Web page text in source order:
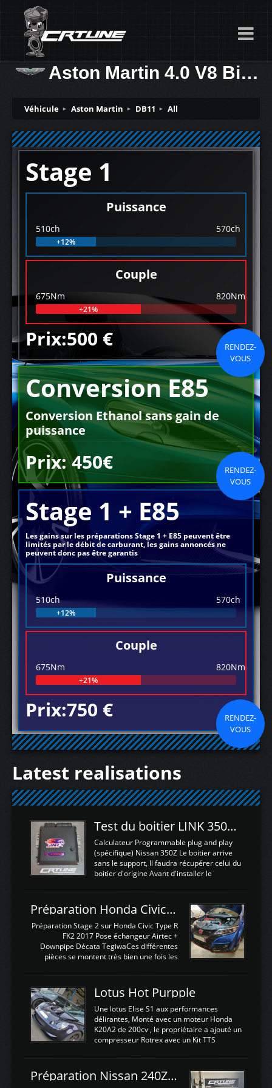
Aston Martin 4.0 V8 BiTurbo 510ch
Véhicule Aston Martin DB11 All
Stage 1
Puissance
510ch 570ch
+12%
Couple
675Nm 820Nm
+21%
Prix:500 €
RENDEZ-
VOUS
Conversion E85
Conversion Ethanol sans gain de
puissance
Prix: 450€
RENDEZ-
VOUS
Stage 1 + E85
Les gains sur les préparations Stage 1 + E85 peuvent être
limités par le débit de carburant, les gains annoncés ne
peuvent donc pas être garantis
Puissance
510ch 570ch
+12%
Couple
675Nm 820Nm
+21%
Prix:750 €
RENDEZ-
VOUS
Latest realisations
Test du boitier LINK 350Z Plugin ECU
Calculateur Programmable plug and play
(spécifique) Nissan 350Z Le boitier arrive
sans le support, Il faudra récupérer celui du
boitier d'origine Avant d'installer le
d'envoyer l'information de la large bande
dans le boitier. sydney sweeney deepfake
La sortie 0-5V de l'afr sera connectée sur
l'entrée AN Volt 8 et GndAN pour
Analogique, et Volt car l'information est une
tension (Pas une résistance variable d'un
est temps de brancher le ...
Préparation Honda Civic Type R FK2
Préparation Stage 2 sur Honda Civic Type R
FK2 2017 Pose échangeur Airtec +
Downpipe Décata TegiwaCes différentes
pièces se montent très bien une fois les
légere découpe du plastique inferieur,
negénant en rien la structure ou le
fonctionnement du fond plat. Une
reprogrammation Stage 2 est faite sur le
calculateur d'origine. Une alternative
économique au passage sur Hondata
d'origine 310cv et 400Nn , Une fois
reprogrammé et les ...
Lotus Hot Purpple
Une lotus Elise S1 aux performances
délirantes, Monté avec un moteur Honda
K20A2 de 200cv , le propriétaire a ajouté un
compresseur Rotrex avec un Kit TTS
d'augmenter la puissance de son moteur:
un watercooler a été ajouté. 300Cv sans
Préparation Nissan 240Z SR20DET